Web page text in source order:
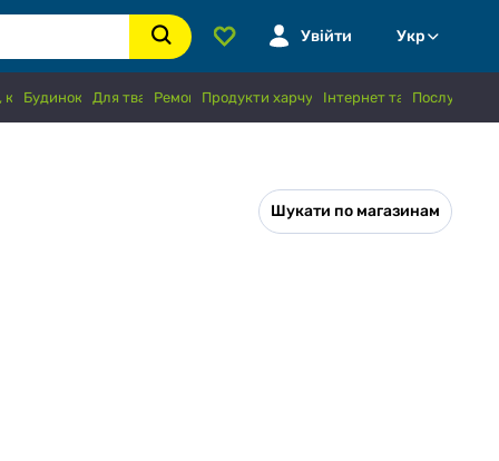
Увійти Укр
хобі
Будинок і садДля тваринРемонтПродукти харчування і напої
Інтернет та зв'язок
Послуги
Шукати по магазинам